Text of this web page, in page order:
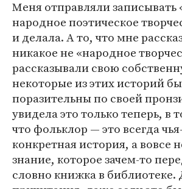
Меня отправляли записывать
народное поэтическое
и делала. А то, что мне
никакое не «народное
рассказывали свою
некоторые из этих историй
поразительны по своей
увидела это только теперь, в
что фольклор — это всегда
конкретная история, а вовсе
знание, которое зачем-то
словно книжка в библиотеке.